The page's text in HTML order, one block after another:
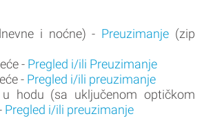
i noćne) - Preuzimanje (zip
- Pregled i/ili Preuzimanje
- Pregled i/ili preuzimanje
hodu (sa uključenom optičkom
Pregled i/ili preuzimanje